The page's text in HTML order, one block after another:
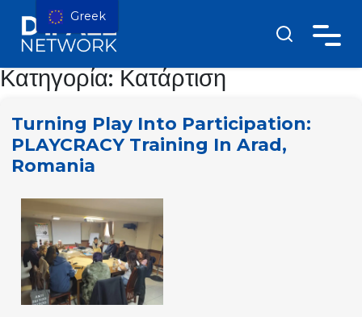
Κατηγορία:Κατάρτιση
Turning Play Into Participation:
PLAYCRACY Training In Arad,
Romania
Greek